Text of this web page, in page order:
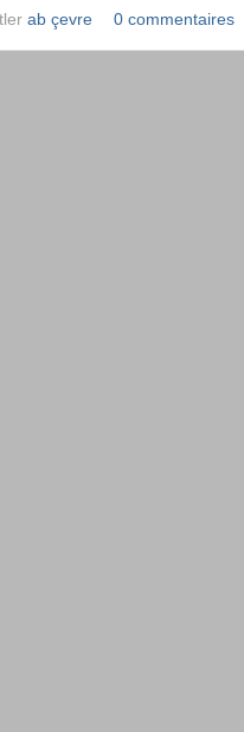
ab çevre 0 commentaires